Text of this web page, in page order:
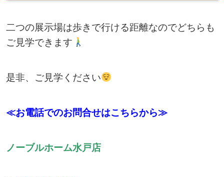
二つの展示場は歩きで行ける距離なのでどちらも
ご見学できます
是非、ご見学ください
≪お電話でのお問合せはこちらから≫
ノーブルホーム水戸店